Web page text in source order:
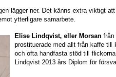
lägger ner. Det känns extra viktigt
ytterligare samarbete.
Elise Lindqvist, eller Morsan från
prostituerade med allt från kaffe
och ofta handfasta stöd till
Lindqvist 2013 års Diplom för